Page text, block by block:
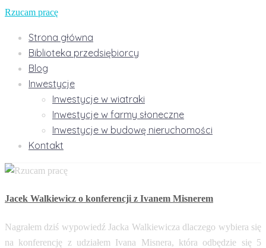
Rzucam pracę
Strona główna
Biblioteka przedsiębiorcy
Blog
Inwestycje
Inwestycje w wiatraki
Inwestycje w farmy słoneczne
Inwestycje w budowę nieruchomości
Kontakt
Jacek Walkiewicz o konferencji z Ivanem Misnerem
Nagrałem dziś wypowiedź Jacka Walkiewicza dlaczego wybiera się
na konferencję z udziałem Ivana Misnera, która odbędzie się 5